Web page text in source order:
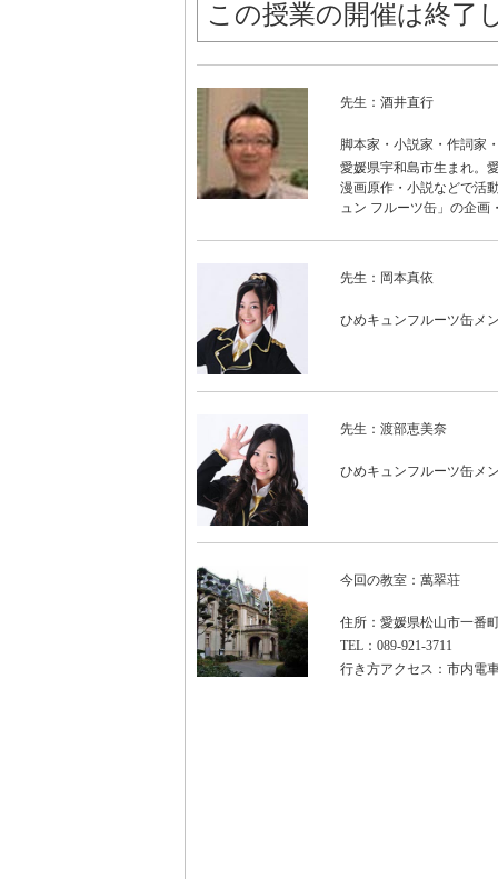
この授業の開催は終了
先生：酒井直行
脚本家・小説家・作詞家
愛媛県宇和島市生まれ。
漫画原作・小説などで活
ュン フルーツ缶」の企画
先生：岡本真依
ひめキュンフルーツ缶メ
先生：渡部恵美奈
ひめキュンフルーツ缶メ
今回の教室：萬翠荘
住所：愛媛県松山市一番
TEL：089-921-3711
行き方アクセス：市内電